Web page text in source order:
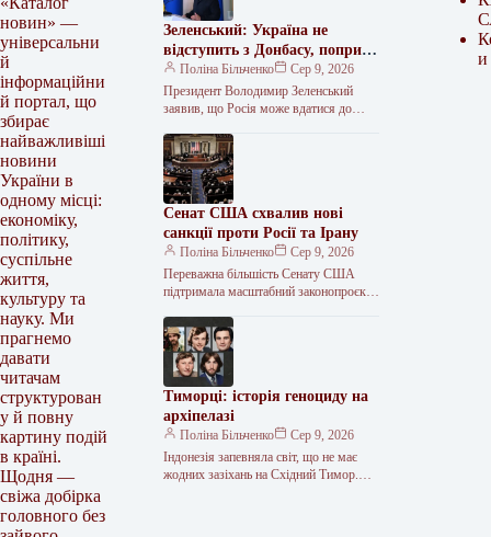
новин» —
універсальни
й
інформаційни
й портал, що
збирає
найважливіші
новини
України в
одному місці:
економіку,
політику,
суспільне
життя,
культуру та
науку. Ми
прагнемо
давати
читачам
структурован
у й повну
картину подій
в країні.
Щодня —
свіжа добірка
головного без
Зеленський: Україна не
відступить з Донбасу, попри
плани РФ щодо мобілізації
Поліна Більченко
Сер 9, 2026
Президент Володимир Зеленський
заявив, що Росія може вдатися до
залякування. За його словами, Кремль
також…
Сенат США схвалив нові
санкції проти Росії та Ірану
Поліна Більченко
Сер 9, 2026
Переважна більшість Сенату США
підтримала масштабний законопроєкт
розроблений покійним сенатором
Ліндсі Гремом, тепер має розглянути
Тиморці: історія геноциду на
архіпелазі
Поліна Більченко
Сер 9, 2026
Індонезія запевняла світ, що не має
жодних зазіхань на Східний Тимор.
и